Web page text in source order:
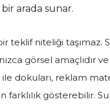
arada sunar.
teklif niteliği taşımaz.
görsel amaçlıdır
dokuları, reklam
farklılık gösterebilir.